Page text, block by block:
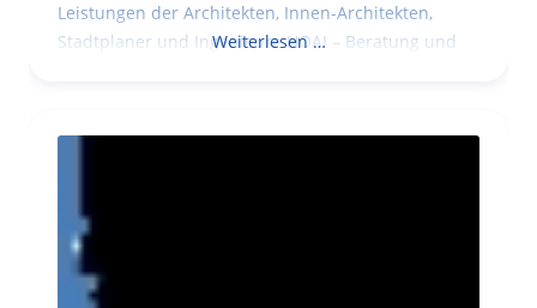
Leistungen der Architekten, Innen-Architekten,
Stadtplaner und Ingenieure HOAI – Beratung und
Weiterlesen …